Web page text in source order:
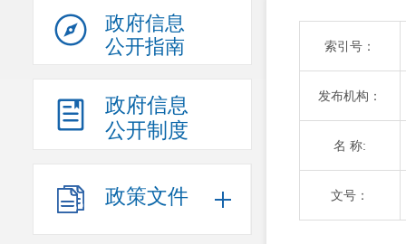
政府信息
公开指南
政府信息
公开制度
政策文件
索引号：
发布机构：
名 称:
文号：